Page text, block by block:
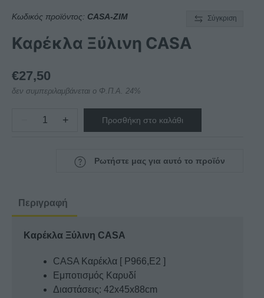
Κωδικός προϊόντος: CASA-ZIM Σύγκριση
Καρέκλα Ξύλινη CASA
€27,50
δεν συμπεριλαμβάνεται ο Φ.Π.Α. 24%
Καρέκλα
+ Προσθήκη στο καλάθι
Ρωτήστε μας για αυτό το προϊόν
Περιγραφή
Καρέκλα Ξύλινη CASA
CASA Καρέκλα [ Ρ966,Ε2 ]
Εμποτισμός Καρυδί
Διαστάσεις: 42x45x88cm